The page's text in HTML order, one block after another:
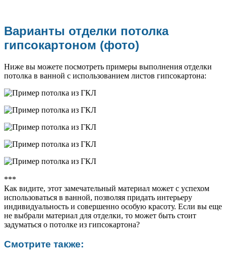
Варианты отделки потолка
гипсокартоном (фото)
Ниже вы можете посмотреть примеры выполнения отделки
потолка в ванной с использованием листов гипсокартона:
***
Как видите, этот замечательный материал может с успехом
использоваться в ванной, позволяя придать интерьеру
индивидуальность и совершенно особую красоту. Если вы еще
не выбрали материал для отделки, то может быть стоит
задуматься о потолке из гипсокартона?
Смотрите также: